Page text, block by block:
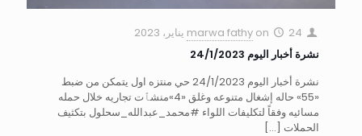
marwa fathy on
24 يناير، 2023
نشرة أخبار اليوم 24/1/2023
نشرة أخبار اليوم 24/1/2023 حي منتزه اول يتمكن من ضبط
«55» حاله إشغال متنوعه وغلق «4»منشٱت تجاريه خلال حمله
مسائيه وفقاً لتكليفات اللواء #محمد_عبدالله_سحلول بتكثيف
الحملات […]